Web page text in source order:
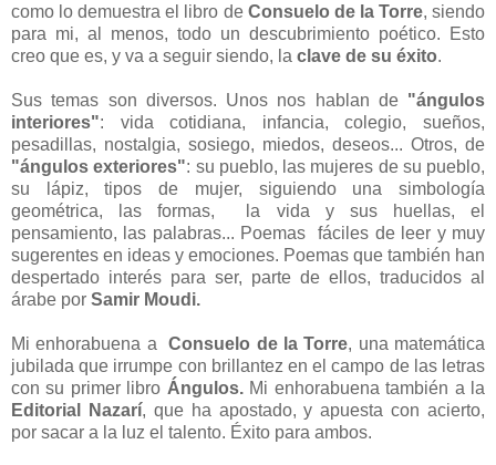
como lo demuestra el libro de Consuelo de la Torre, siendo
para mi, al menos, todo un descubrimiento poético. Esto
creo que es, y va a seguir siendo, la clave de su éxito.
Sus temas son diversos. Unos nos hablan de "ángulos
interiores": vida cotidiana, infancia, colegio, sueños,
pesadillas, nostalgia, sosiego, miedos, deseos... Otros, de
"ángulos exteriores": su pueblo, las mujeres de su pueblo,
su lápiz, tipos de mujer, siguiendo una simbología
geométrica, las formas, la vida y sus huellas, el
pensamiento, las palabras... Poemas fáciles de leer y muy
sugerentes en ideas y emociones. Poemas que también han
despertado interés para ser, parte de ellos, traducidos al
árabe por Samir Moudi.
Mi enhorabuena aConsuelo de la Torre, una matemática
jubilada que irrumpe con brillantez en el campo de las letras
con su primer libro Ángulos.Mi enhorabuena también a la
Editorial Nazarí, que ha apostado, y apuesta con acierto,
por sacar a la luz el talento. Éxito para ambos.